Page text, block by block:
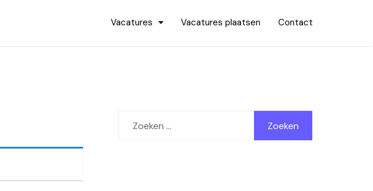
Vacatures Vacatures plaatsen Contact
naar: